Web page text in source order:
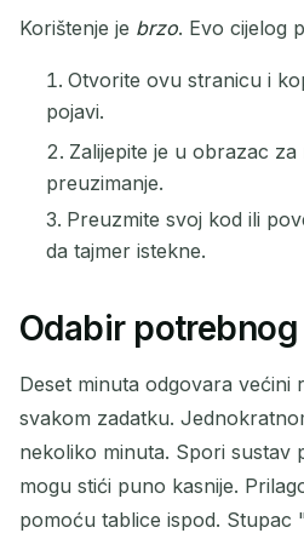
Korištenje je brzo. Evo cijelog
Otvorite ovu stranicu i
pojavi.
Zalijepite je u obrazac za
preuzimanje.
Preuzmite svoj kod ili
da tajmer istekne.
Odabir
Deset minuta odgovara većini
svakom zadatku.
nekoliko minuta. Spori sustav
mogu stići puno kasnije.
pomoću tablice ispod. Stupac